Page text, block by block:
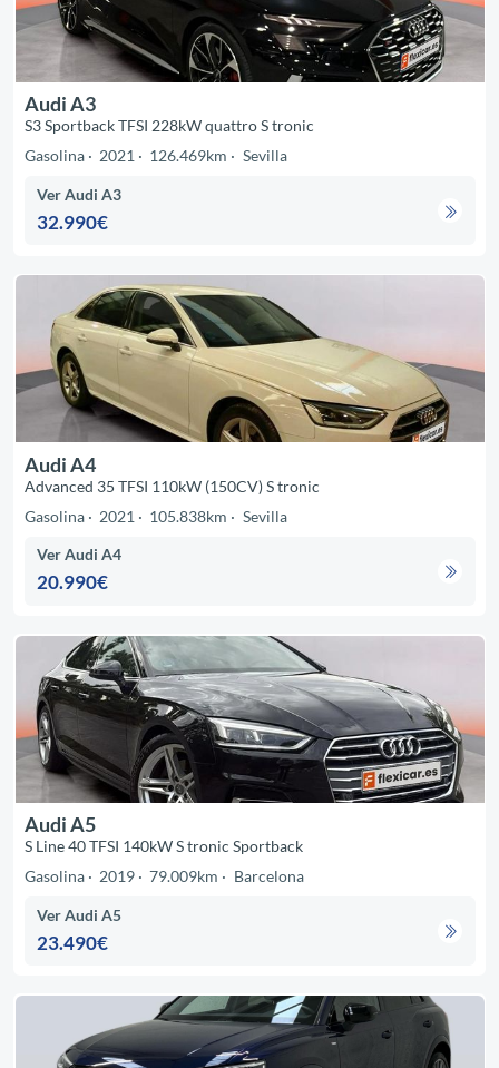
Audi A3
S3 Sportback TFSI 228kW quattro S tronic
Gasolina
2021 126.469km Sevilla
Ver Audi A3
32.990€
Audi A4
Advanced 35 TFSI 110kW (150CV) S tronic
Gasolina
2021 105.838km Sevilla
Ver Audi A4
20.990€
Audi A5
S Line 40 TFSI 140kW S tronic Sportback
Gasolina
2019 79.009km Barcelona
Ver Audi A5
23.490€